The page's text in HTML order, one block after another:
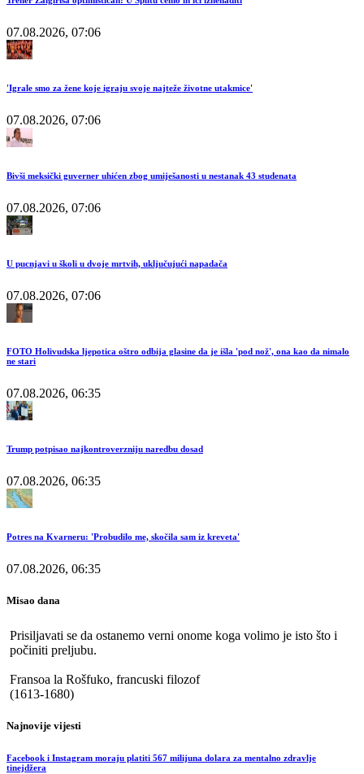
07.08.2026, 07:06
'Igrale smo za žene koje igraju svoje najteže životne utakmice'
07.08.2026, 07:06
Bivši meksički guverner uhićen zbog umiješanosti u nestanak 43 studenata
07.08.2026, 07:06
U pucnjavi u školi u dvoje mrtvih, uključujući napadača
07.08.2026, 07:06
FOTO Holivudska ljepotica oštro odbija glasine da je išla 'pod nož', ona kao da nimalo
ne stari
07.08.2026, 06:35
Trump potpisao najkontroverzniju naredbu dosad
07.08.2026, 06:35
Potres na Kvarneru: 'Probudilo me, skočila sam iz kreveta'
07.08.2026, 06:35
Misao dana
Prisiljavati se da ostanemo verni onome koga volimo je isto što i
počiniti preljubu.
Fransoa la Rošfuko, francuski filozof
(1613-1680)
Najnovije vijesti
Facebook i Instagram moraju platiti 567 milijuna dolara za mentalno zdravlje
tinejdžera